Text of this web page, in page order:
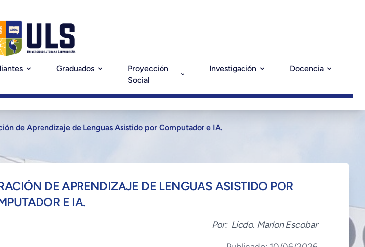
Graduados
Proyección
Social
Investigación Docencia
de Aprendizaje de Lenguas Asistido por Computador e IA.
DE APRENDIZAJE DE LENGUAS ASISTIDO POR
E IA.
Por: Licdo. Marlon Escobar